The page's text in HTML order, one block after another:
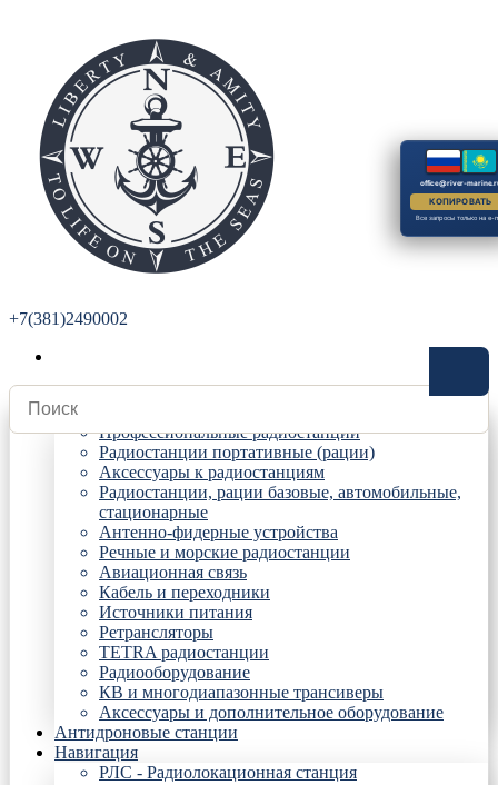
+7(381)2490002
Радиостанции
Профессиональные радиостанции
Радиостанции портативные (рации)
Аксессуары к радиостанциям
Радиостанции, рации базовые, автомобильные,
стационарные
Антенно-фидерные устройства
Речные и морские радиостанции
Авиационная связь
Кабель и переходники
Источники питания
Ретрансляторы
TETRA радиостанции
Радиооборудование
КВ и многодиапазонные трансиверы
Аксессуары и дополнительное оборудование
Антидроновые станции
Навигация
РЛС - Радиолокационная станция
office@river-
КОПИРОВАТЬ
Все запросы только на e-